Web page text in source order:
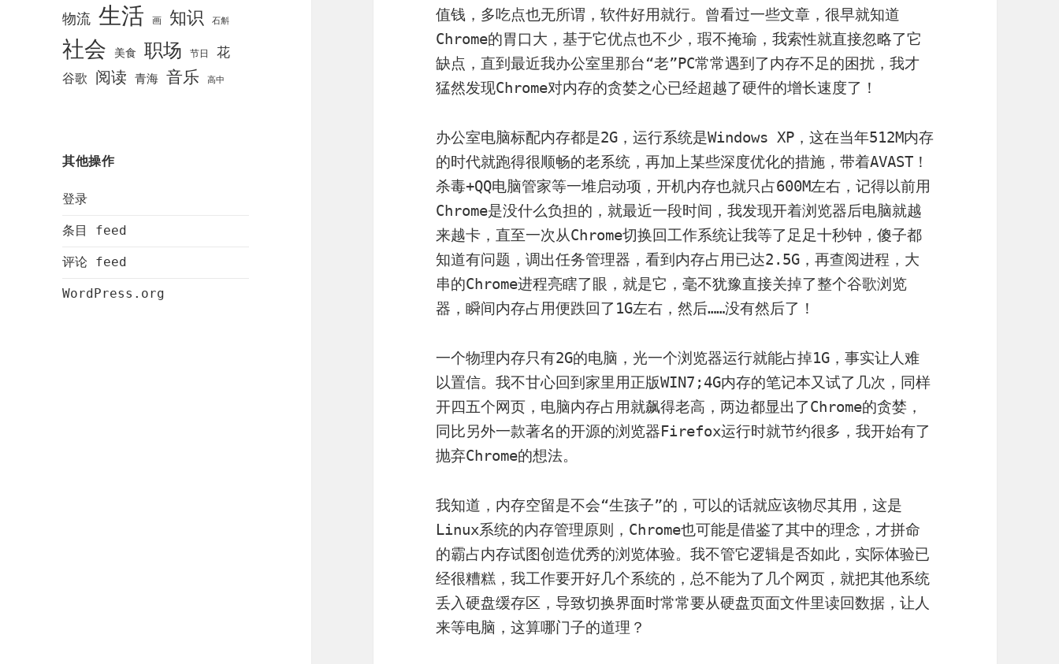
物流 生活 画 知识 石斛
社会 美食 职场 节日
花
谷歌
阅读 青海 音乐 高中
其他操作
登录
条目 feed
评论 feed
WordPress.org
值钱，多吃点也无所谓，软件好用就行。曾看过一些文章，很早就知道
Chrome的胃口大，基于它优点也不少，瑕不掩瑜，我索性就直接忽略了它
缺点，直到最近我办公室里那台“老”PC常常遇到了内存不足的困扰，我才
猛然发现Chrome对内存的贪婪之心已经超越了硬件的增长速度了！
办公室电脑标配内存都是2G，运行系统是Windows XP，这在当年512M内存
的时代就跑得很顺畅的老系统，再加上某些深度优化的措施，带着AVAST！
杀毒+QQ电脑管家等一堆启动项，开机内存也就只占600M左右，记得以前用
Chrome是没什么负担的，就最近一段时间，我发现开着浏览器后电脑就越
来越卡，直至一次从Chrome切换回工作系统让我等了足足十秒钟，傻子都
知道有问题，调出任务管理器，看到内存占用已达2.5G，再查阅进程，大
串的Chrome进程亮瞎了眼，就是它，毫不犹豫直接关掉了整个谷歌浏览
器，瞬间内存占用便跌回了1G左右，然后……没有然后了！
一个物理内存只有2G的电脑，光一个浏览器运行就能占掉1G，事实让人难
以置信。我不甘心回到家里用正版WIN7;4G内存的笔记本又试了几次，同样
开四五个网页，电脑内存占用就飙得老高，两边都显出了Chrome的贪婪，
同比另外一款著名的开源的浏览器Firefox运行时就节约很多，我开始有了
抛弃Chrome的想法。
我知道，内存空留是不会“生孩子”的，可以的话就应该物尽其用，这是
Linux系统的内存管理原则，Chrome也可能是借鉴了其中的理念，才拼命
的霸占内存试图创造优秀的浏览体验。我不管它逻辑是否如此，实际体验已
经很糟糕，我工作要开好几个系统的，总不能为了几个网页，就把其他系统
丢入硬盘缓存区，导致切换界面时常常要从硬盘页面文件里读回数据，让人
来等电脑，这算哪门子的道理？